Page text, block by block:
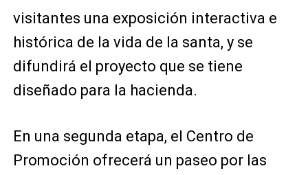
visitantes una exposición interactiva e
histórica de la vida de la santa, y se
difundirá el proyecto que se tiene
diseñado para la hacienda.
En una segunda etapa, el Centro de
Promoción ofrecerá un paseo por las